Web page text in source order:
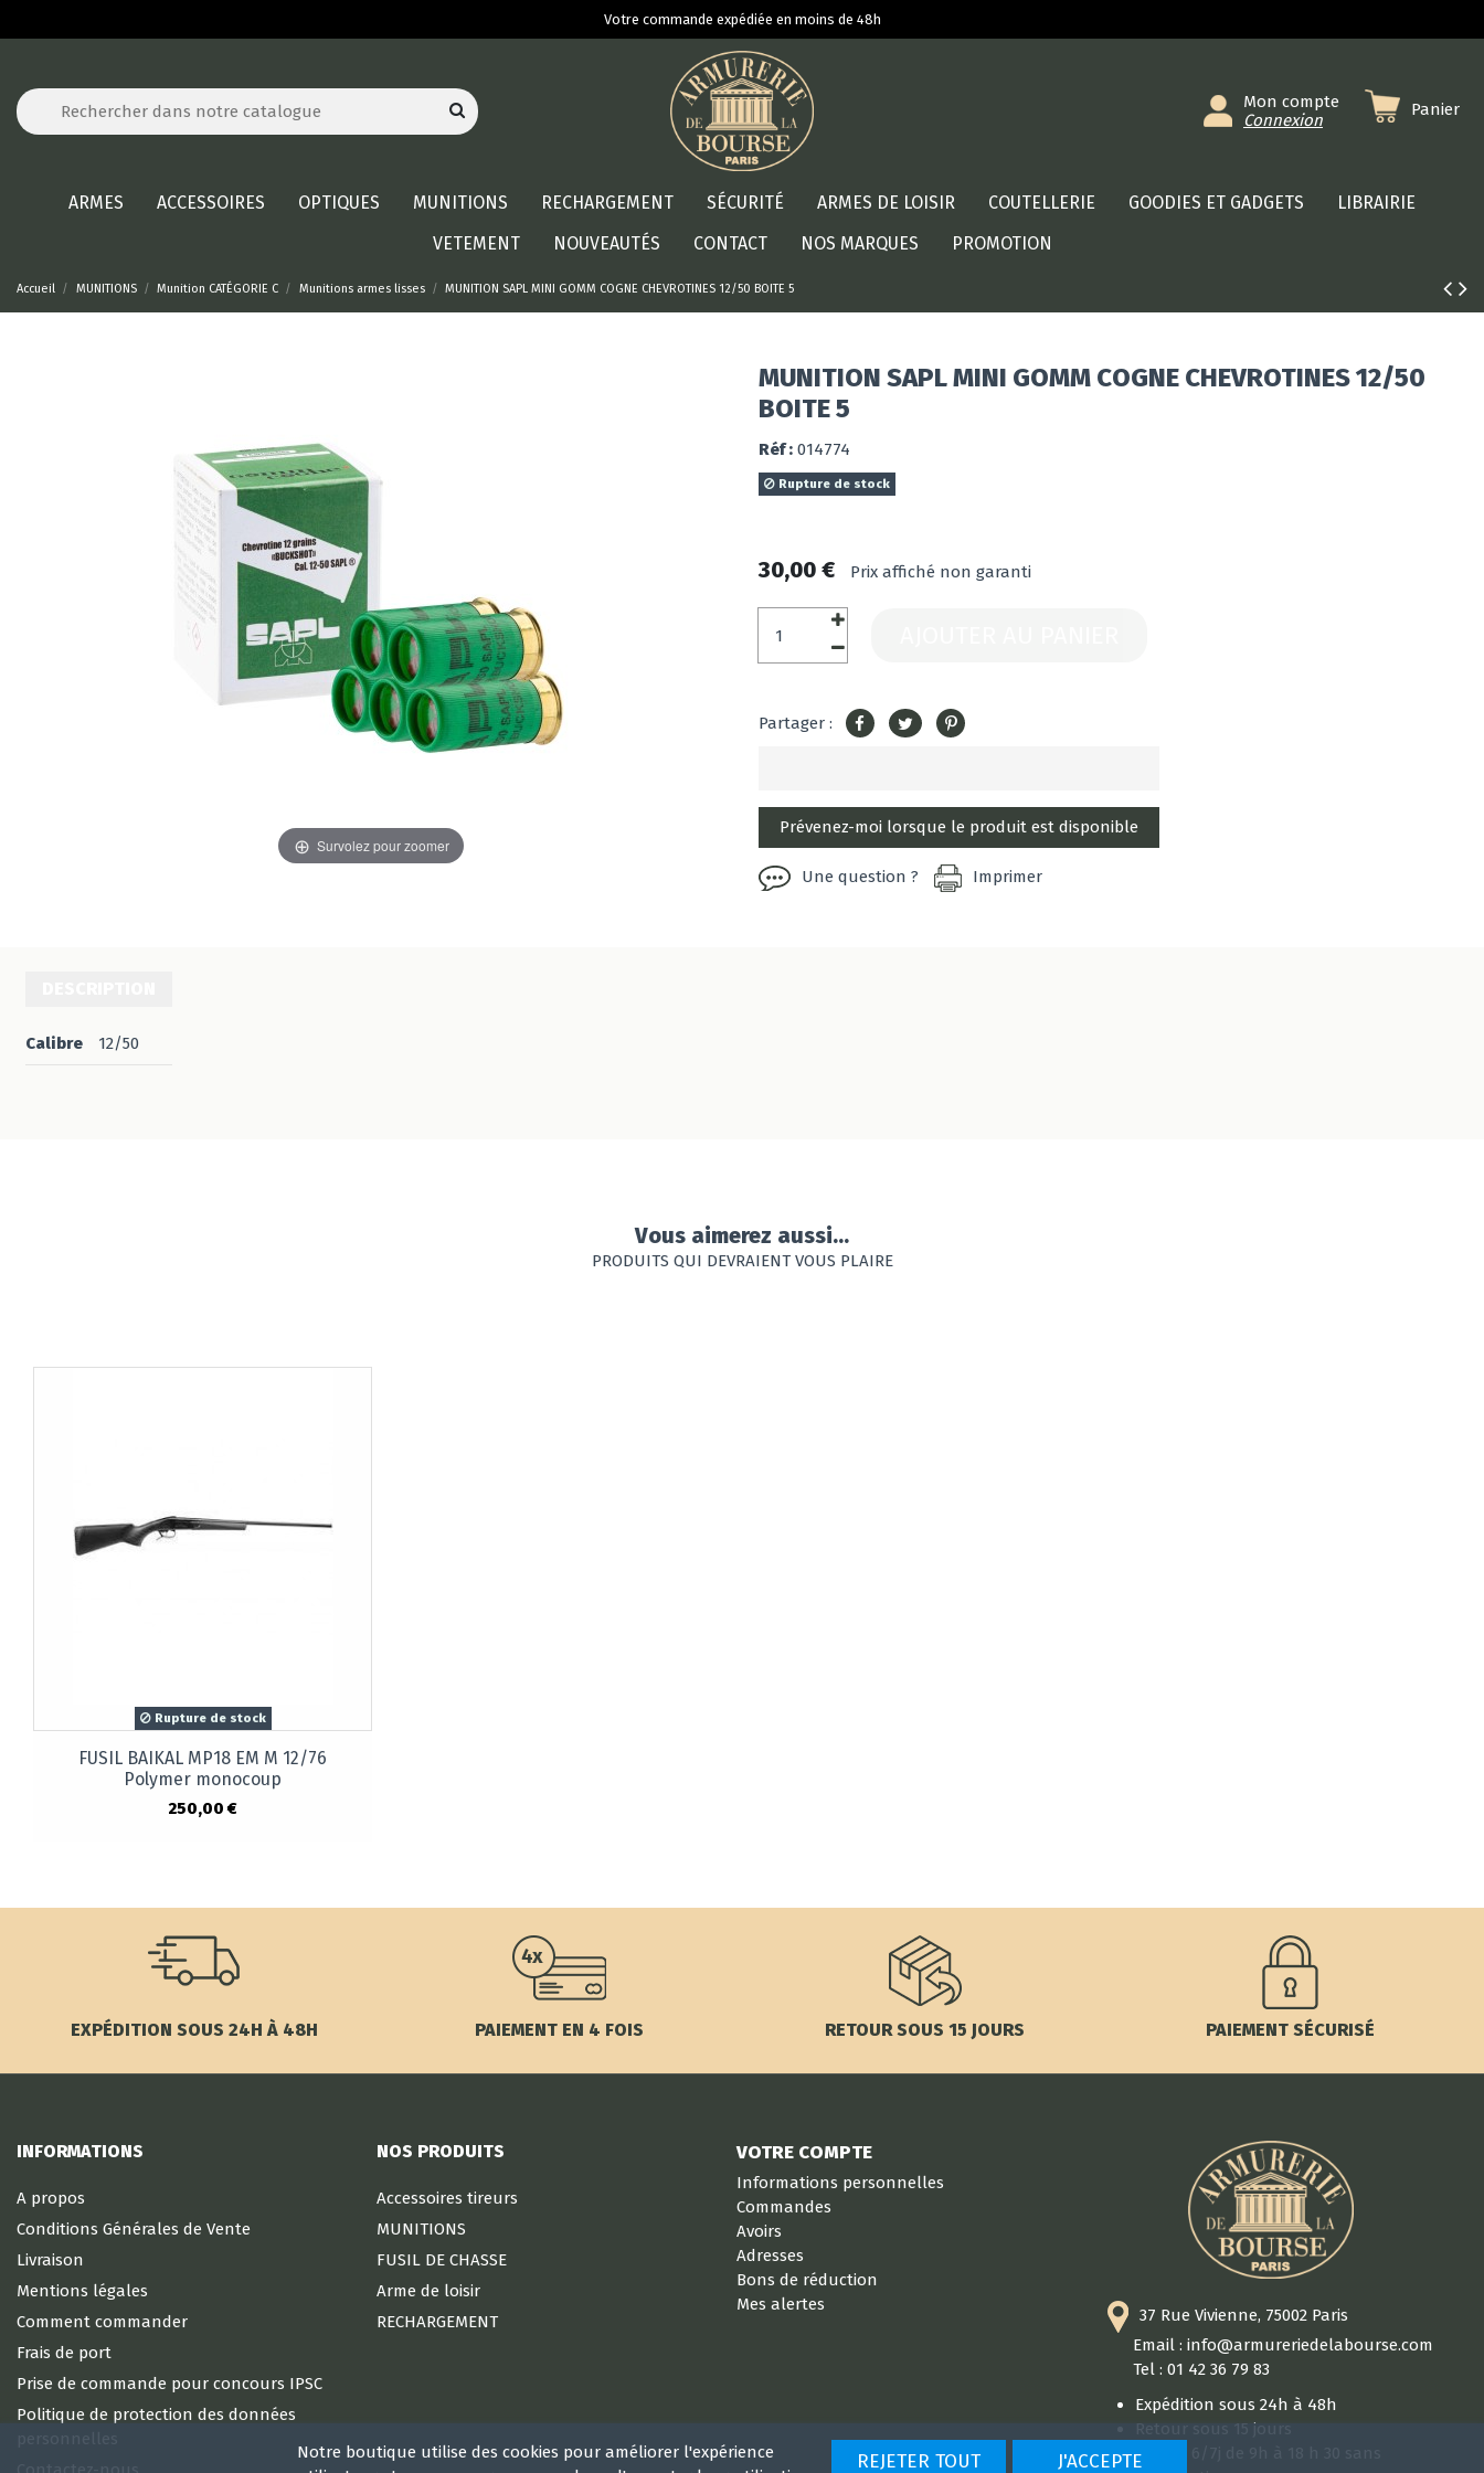
Votre commande expédiée en moins de 48h
Mon compte
Connexion
Panier
ARMES ACCESSOIRES OPTIQUES MUNITIONS RECHARGEMENT SÉCURITÉ ARMES DE LOISIR COUTELLERIE GOODIES ET GADGETS
LIBRAIRIE
VETEMENT
NOUVEAUTÉS CONTACT NOS MARQUES PROMOTION
Accueil MUNITIONS Munition CATÉGORIE C Munitions armes lisses MUNITION SAPL MINI GOMM COGNE CHEVROTINES 12/50 BOITE 5
Survolez pour zoomer
MUNITION SAPL MINI GOMM COGNE CHEVROTINES 12/50
BOITE 5
Réf : 014774
Rupture de stock
30,00 € Prix affiché non garanti
Partager :
Une question ? Imprimer
Calibre 12/50
Vous aimerez aussi...
PRODUITS QUI DEVRAIENT VOUS PLAIRE
Rupture de stock
FUSIL BAIKAL MP18 EM M 12/76
Polymer monocoup
250,00 €
EXPÉDITION SOUS 24H À 48H PAIEMENT EN 4 FOIS RETOUR SOUS 15 JOURS PAIEMENT SÉCURISÉ
INFORMATIONS
A propos
Conditions Générales de Vente
Livraison
Mentions légales
Comment commander
Frais de port
Prise de commande pour concours IPSC
Politique de protection des données
NOS PRODUITS
Accessoires tireurs
MUNITIONS
FUSIL DE CHASSE
Arme de loisir
RECHARGEMENT
VOTRE COMPTE
Informations personnelles
Commandes
Avoirs
Adresses
Bons de réduction
Mes alertes
37 Rue Vivienne, 75002 Paris
Email : info@armureriedelabourse.com
Tel : 01 42 36 79 83
Expédition sous 24h à 48h
Retour sous 15 jours
Ouvert 6/7j de 9h à 18 h 30 sans
Notre boutique utilise des cookies pour améliorer l'expérience
REJETER TOUT J'ACCEPTE